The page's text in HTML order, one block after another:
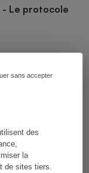
des
la
de sites tiers.
sans accepter
- Le protocole